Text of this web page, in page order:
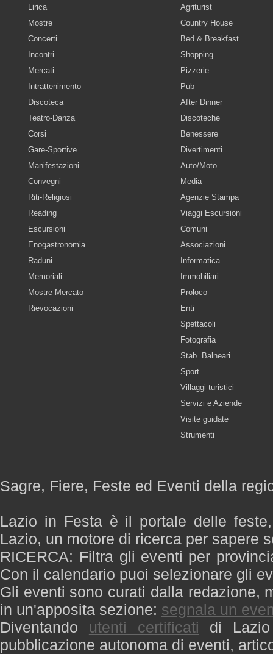
Lirica
Mostre
Concerti
Incontri
Mercati
Intrattenimento
Discoteca
Teatro-Danza
Corsi
Gare-Sportive
Manifestazioni
Convegni
Riti-Religiosi
Reading
Escursioni
Enogastronomia
Raduni
Memoriali
Mostre-Mercato
Rievocazioni
Agriturist
Country House
Bed & Breakfast
Shopping
Pizzerie
Pub
After Dinner
Discoteche
Benessere
Divertimenti
Auto/Moto
Media
Agenzie Stampa
Viaggi Escursioni
Comuni
Associazioni
Informatica
Immobiliari
Proloco
Enti
Spettacoli
Fotografia
Stab. Balneari
Sport
Villaggi turistici
Servizi e Aziende
Visite guidate
Strumenti
Sagre, Fiere, Feste ed Eventi della
Lazio in Festa è il portale delle
Lazio, un motore di ricerca per sapere
RICERCA: Filtra gli eventi per
Con il calendario puoi selezionare gli
Gli eventi sono curati dalla redazione,
in un'apposita sezione: segnala un
Diventando utenti certificati di
pubblicazione autonoma di eventi,